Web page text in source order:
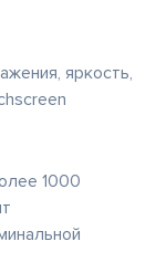
яркость,
1000